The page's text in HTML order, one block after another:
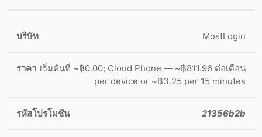
MostLogin
เริ่มต้นที่ ~฿0.00; Cloud Phone — ~฿811.96 ต่อเดือน
per device or ~฿3.25 per 15 minutes
21356b2b